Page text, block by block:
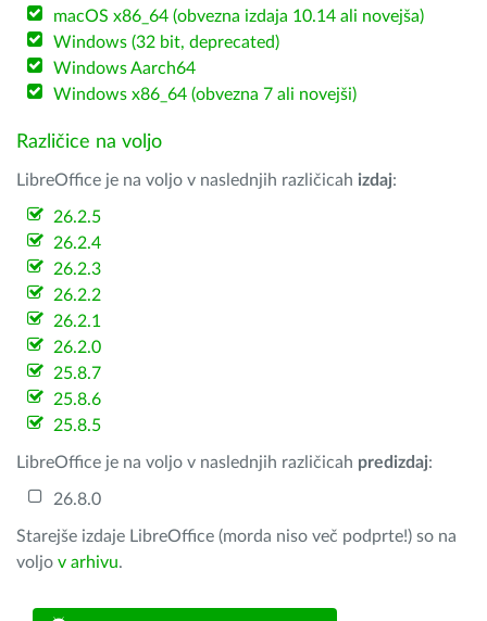
macOS x86_64 (obvezna izdaja 10.14 ali novejša)
Windows (32 bit, deprecated)
Windows Aarch64
Windows x86_64 (obvezna 7 ali novejši)
Različice na voljo
LibreOffice je na voljo v naslednjih različicah izdaj:
26.2.5
26.2.4
26.2.3
26.2.2
26.2.1
26.2.0
25.8.7
25.8.6
25.8.5
LibreOffice je na voljo v naslednjih različicah predizdaj:
26.8.0
Starejše izdaje LibreOffice (morda niso več podprte!) so na
voljo v arhivu.